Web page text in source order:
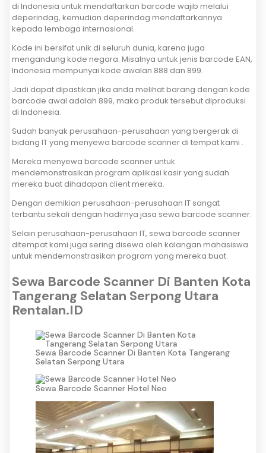
di Indonesia untuk mendaftarkan barcode wajib melalui
deperindag, kemudian deperindag mendaftarkannya
kepada lembaga internasional.
Kode ini bersifat unik di seluruh dunia, karena juga
mengandung kode negara. Misalnya untuk jenis barcode EAN,
Indonesia mempunyai kode awalan 888 dan 899.
Jadi dapat dipastikan jika anda melihat barang dengan kode
barcode awal adalah 899, maka produk tersebut diproduksi
di Indonesia.
Sudah banyak perusahaan-perusahaan yang bergerak di
bidang IT yang menyewa barcode scanner di tempat kami .
Mereka menyewa barcode scanner untuk
mendemonstrasikan program aplikasi kasir yang sudah
mereka buat dihadapan client mereka.
Dengan demikian perusahaan-perusahaan IT sangat
terbantu sekali dengan hadirnya jasa sewa barcode scanner.
Selain perusahaan-perusahaan IT, sewa barcode scanner
ditempat kami juga sering disewa oleh kalangan mahasiswa
untuk mendemonstrasikan program yang mereka buat.
Sewa Barcode Scanner Di Banten Kota
Tangerang Selatan Serpong Utara
Rentalan.ID
Sewa Barcode Scanner Di Banten Kota Tangerang
Selatan Serpong Utara
Sewa Barcode Scanner Hotel Neo